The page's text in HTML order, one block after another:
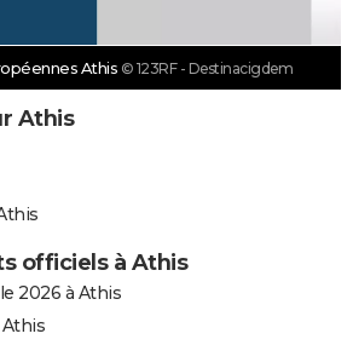
Athis © 123RF - Destinacigdem
Athis
officiels à Athis
2026 à Athis
Athis